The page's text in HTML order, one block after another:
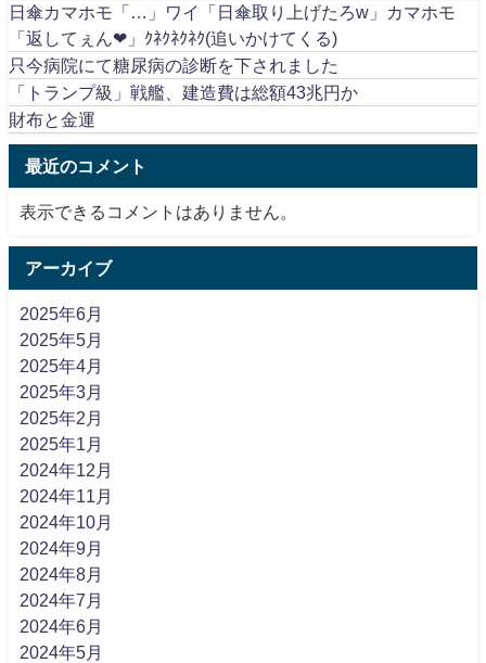
日傘カマホモ「…」ワイ「日傘取り上げたろw」カマホモ
「返してぇん❤」ｸﾈｸﾈｸﾈｸ(追いかけてくる)
只今病院にて糖尿病の診断を下されました
「トランプ級」戦艦、建造費は総額43兆円か
財布と金運
最近のコメント
表示できるコメントはありません。
アーカイブ
2025年6月
2025年5月
2025年4月
2025年3月
2025年2月
2025年1月
2024年12月
2024年11月
2024年10月
2024年9月
2024年8月
2024年7月
2024年6月
2024年5月